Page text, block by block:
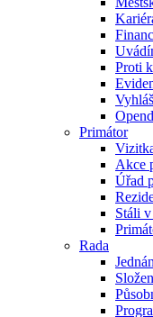
Proti
Primátor
Akce
Úřad
Stáli
Rada